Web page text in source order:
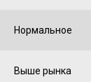
Нормальное
Выше рынка